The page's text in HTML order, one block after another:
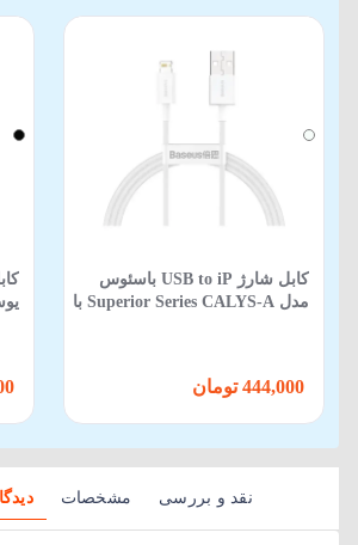
کابل شارژ USB to iP باسئوس
مدل Superior Series CALYS-A با
نقد و بررسی مشخصات